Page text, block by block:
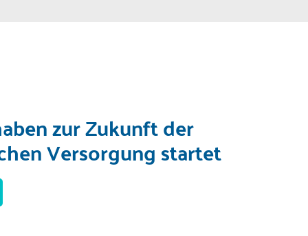
zur Zukunft der
Versorgung startet